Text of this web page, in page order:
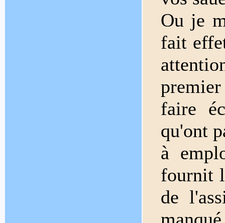
Ou je
fait
faire
qu'ont
à
fournit
de